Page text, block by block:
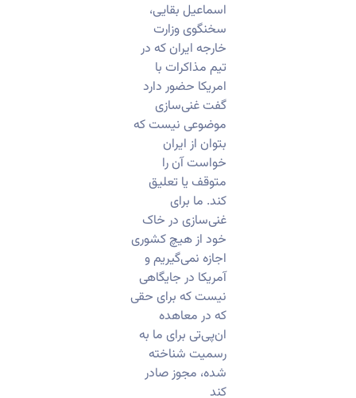
اسماعیل بقایی،
سخنگوی وزارت
خارجه ایران که در
تیم مذاکرات با
امریکا حضور دارد
گفت غنی‌سازی
موضوعی نیست که
بتوان از ایران
خواست آن را
متوقف یا تعلیق
کند. ما برای
غنی‌سازی در خاک
خود از هیچ کشوری
اجازه نمی‌گیریم و
آمریکا در جایگاهی
نیست که برای حقی
که در معاهده
ان‌پی‌تی برای ما به
رسمیت شناخته
شده، مجوز صادر
کند